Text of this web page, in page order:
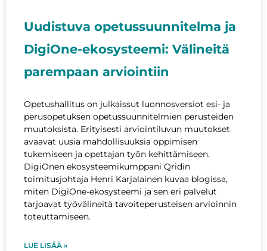
Uudistuva opetussuunnitelma ja
DigiOne-ekosysteemi: Välineitä
parempaan arviointiin
Opetushallitus on julkaissut luonnosversiot esi- ja
perusopetuksen opetussuunnitelmien perusteiden
muutoksista. Erityisesti arviointiluvun muutokset
avaavat uusia mahdollisuuksia oppimisen
tukemiseen ja opettajan työn kehittämiseen.
DigiOnen ekosysteemikumppani Qridin
toimitusjohtaja Henri Karjalainen kuvaa blogissa,
miten DigiOne-ekosysteemi ja sen eri palvelut
tarjoavat työvälineitä tavoiteperusteisen arvioinnin
toteuttamiseen.
LUE LISÄÄ »